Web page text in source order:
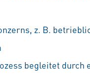
z. B.
begleitet durch